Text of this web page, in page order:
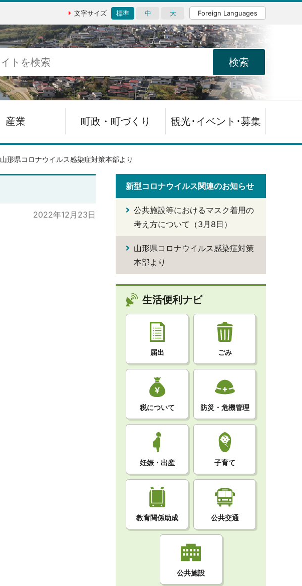
文字サイズ 標準 中 大 Foreign Languages
産業 町政・町づくり 観光･イベント･募集
山形県コロナウイルス感染症対策本部より
2022年12月23日
新型コロナウイルス関連のお知らせ
公共施設等におけるマスク着用の
考え方について（3月8日）
山形県コロナウイルス感染症対策
本部より
生活便利ナビ
届出 ごみ
税について 防災・危機管理
妊娠・出産 子育て
教育関係助成 公共交通
公共施設